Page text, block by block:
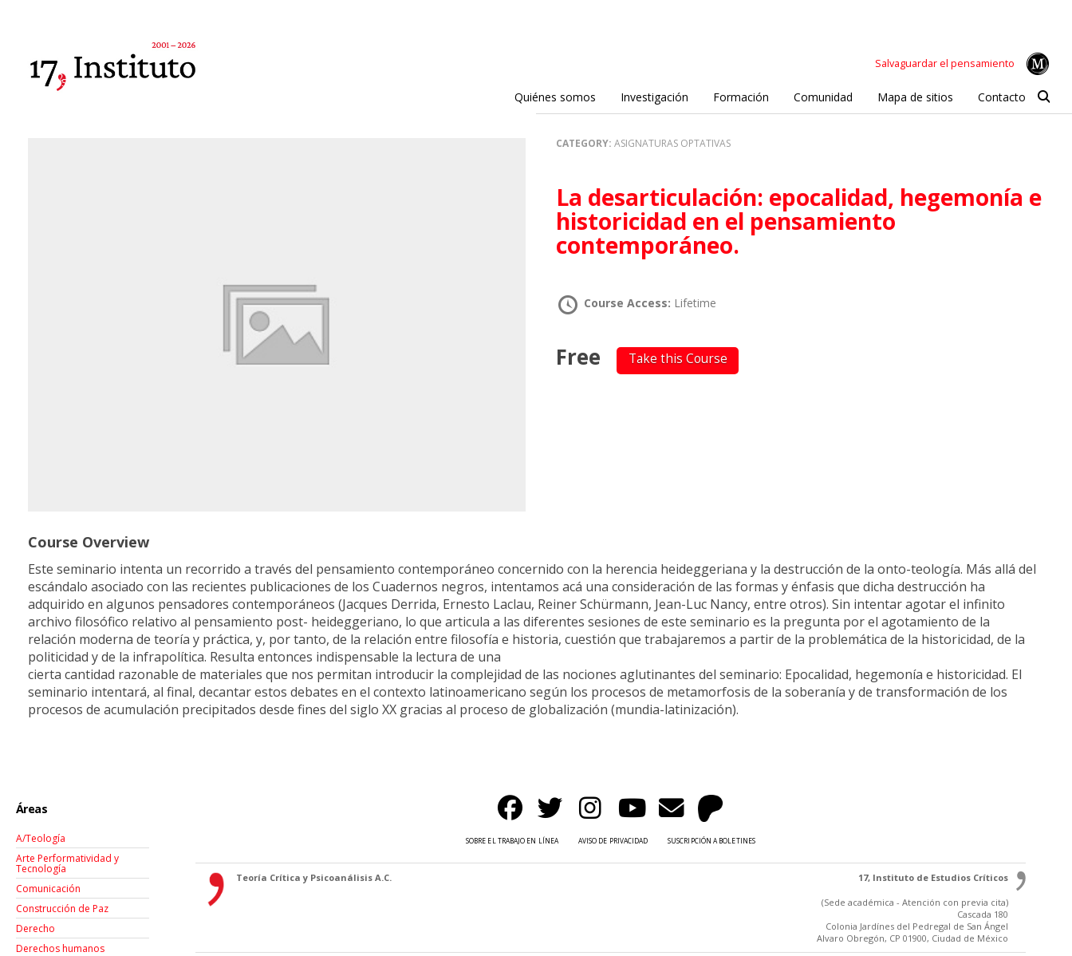
Salvaguardar el pensamiento
Quiénes somos Investigación Formación Comunidad Mapa de sitios Contacto
CATEGORY:ASIGNATURAS OPTATIVAS
La desarticulación: epocalidad, hegemonía e
historicidad en el pensamiento
contemporáneo.
Course Access: Lifetime
Free Take this Course
Course Overview
Este seminario intenta un recorrido a través del pensamiento contemporáneo concernido con la herencia heideggeriana y la destrucción de la onto-teología. Más allá del
escándalo asociado con las recientes publicaciones de los Cuadernos negros, intentamos acá una consideración de las formas y énfasis que dicha destrucción ha
adquirido en algunos pensadores contemporáneos (Jacques Derrida, Ernesto Laclau, Reiner Schürmann, Jean-Luc Nancy, entre otros). Sin intentar agotar el infinito
archivo filosófico relativo al pensamiento post- heideggeriano, lo que articula a las diferentes sesiones de este seminario es la pregunta por el agotamiento de la
relación moderna de teoría y práctica, y, por tanto, de la relación entre filosofía e historia, cuestión que trabajaremos a partir de la problemática de la historicidad, de la
politicidad y de la infrapolítica. Resulta entonces indispensable la lectura de una
cierta cantidad razonable de materiales que nos permitan introducir la complejidad de las nociones aglutinantes del seminario: Epocalidad, hegemonía e historicidad. El
seminario intentará, al final, decantar estos debates en el contexto latinoamericano según los procesos de metamorfosis de la soberanía y de transformación de los
procesos de acumulación precipitados desde fines del siglo XX gracias al proceso de globalización (mundia-latinización).
Áreas
A/Teología
Arte Performatividad y
Tecnología
Comunicación
Construcción de Paz
Derecho
Derechos humanos
SOBRE EL TRABAJO EN LÍNEA AVISO DE PRIVACIDAD SUSCRIPCIÓN A BOLETINES
Teoría Crítica y Psicoanálisis A.C. 17, Instituto de Estudios Críticos
(Sede académica - Atención con previa cita)
Cascada 180
Colonia Jardínes del Pedregal de San Ángel
Alvaro Obregón, CP 01900, Ciudad de México